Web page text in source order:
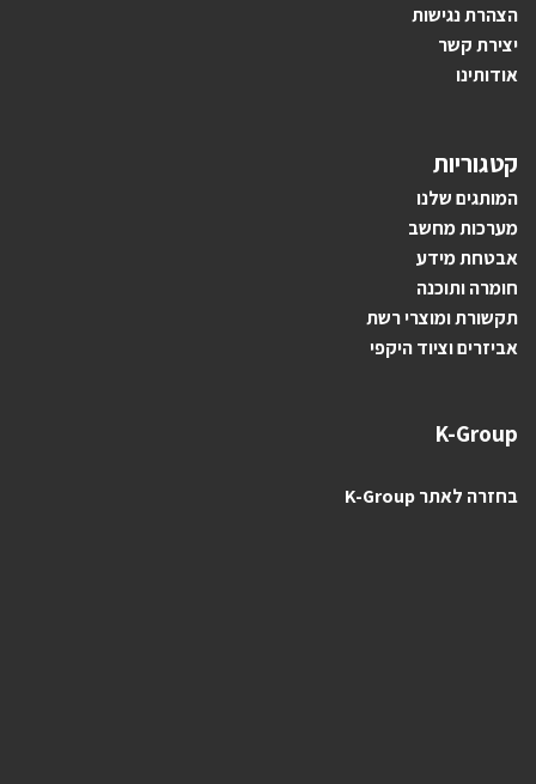
הצהרת נגישות
יצירת קשר
אודותינו
קטגוריות
המותגים שלנו
מערכות מחשב
אבטחת מידע
חומרה ותוכנה
תקשורת ומוצרי רשת
אביזרים וציוד היקפי
K-Group
בחזרה לאתר K-Group